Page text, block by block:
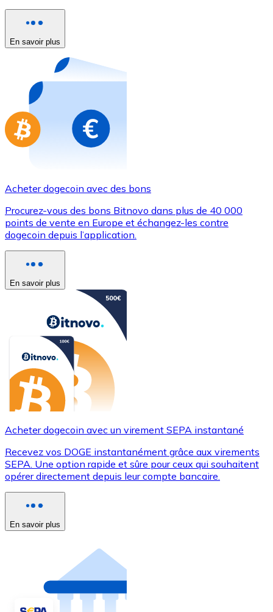
Acheter avec carte
Nouveau
Achetez des cartes-cadeaux de vos marques
Aller à la boutique de cartes-cadeaux
En savoir plus
Acheter dogecoin avec des bons
Procurez-vous des bons Bitnovo dans plus de 40 000
points de vente en Europe et échangez-les contre
dogecoin depuis l’application.
En savoir plus
Acheter dogecoin avec un virement SEPA instantané
Recevez vos DOGE instantanément grâce aux virements
SEPA. Une option rapide et sûre pour ceux qui souhaitent
opérer directement depuis leur compte bancaire.
En savoir plus